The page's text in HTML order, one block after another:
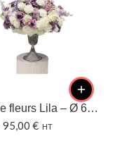
Boule de fleurs Lila – Ø 60CM
95,00 € HT